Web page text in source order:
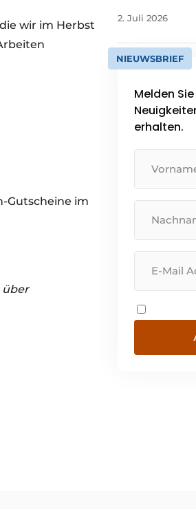
wir im Herbst
Gutscheine im
über
2. Juli 2026
NIEUWSBRIEF
Melden
erhalten.